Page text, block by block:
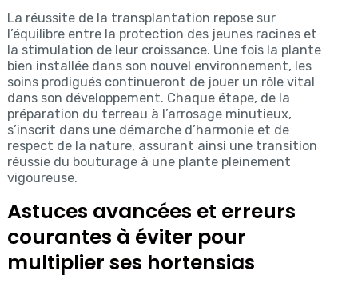
La réussite de la transplantation repose sur
l’équilibre entre la protection des jeunes racines et
la stimulation de leur croissance. Une fois la plante
bien installée dans son nouvel environnement, les
soins prodigués continueront de jouer un rôle vital
dans son développement. Chaque étape, de la
préparation du terreau à l’arrosage minutieux,
s’inscrit dans une démarche d’harmonie et de
respect de la nature, assurant ainsi une transition
réussie du bouturage à une plante pleinement
vigoureuse.
Astuces avancées et erreurs
courantes à éviter pour
multiplier ses hortensias